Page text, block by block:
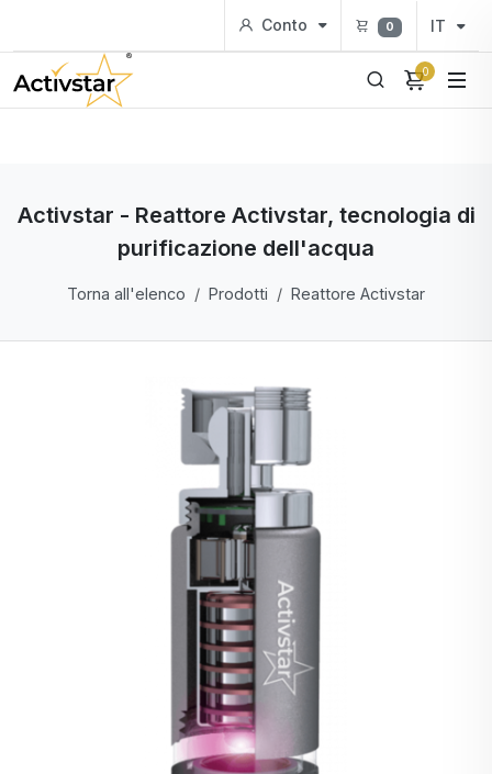
Conto 0 IT
0
Activstar - Reattore Activstar, tecnologia di
purificazione dell'acqua
Torna all'elenco Prodotti Reattore Activstar